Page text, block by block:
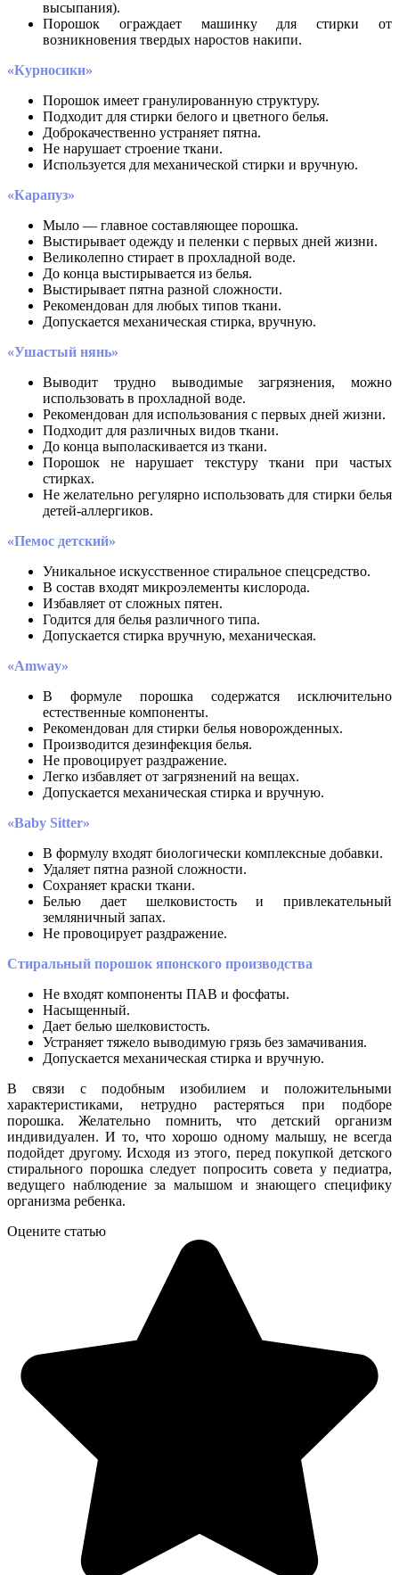
высыпания).
Порошок ограждает машинку для стирки от
возникновения твердых наростов накипи.
«Курносики»
Порошок имеет гранулированную структуру.
Подходит для стирки белого и цветного белья.
Доброкачественно устраняет пятна.
Не нарушает строение ткани.
Используется для механической стирки и вручную.
«Карапуз»
Мыло — главное составляющее порошка.
Выстирывает одежду и пеленки с первых дней жизни.
Великолепно стирает в прохладной воде.
До конца выстирывается из белья.
Выстирывает пятна разной сложности.
Рекомендован для любых типов ткани.
Допускается механическая стирка, вручную.
«Ушастый нянь»
Выводит трудно выводимые загрязнения, можно
использовать в прохладной воде.
Рекомендован для использования с первых дней жизни.
Подходит для различных видов ткани.
До конца выполаскивается из ткани.
Порошок не нарушает текстуру ткани при частых
стирках.
Не желательно регулярно использовать для стирки белья
детей-аллергиков.
«Пемос детский»
Уникальное искусственное стиральное спецсредство.
В состав входят микроэлементы кислорода.
Избавляет от сложных пятен.
Годится для белья различного типа.
Допускается стирка вручную, механическая.
«Amway»
В формуле порошка содержатся исключительно
естественные компоненты.
Рекомендован для стирки белья новорожденных.
Производится дезинфекция белья.
Не провоцирует раздражение.
Легко избавляет от загрязнений на вещах.
Допускается механическая стирка и вручную.
«Baby Sitter»
В формулу входят биологически комплексные добавки.
Удаляет пятна разной сложности.
Сохраняет краски ткани.
Белью дает шелковистость и привлекательный
земляничный запах.
Не провоцирует раздражение.
Стиральный порошок японского производства
Не входят компоненты ПАВ и фосфаты.
Насыщенный.
Дает белью шелковистость.
Устраняет тяжело выводимую грязь без замачивания.
Допускается механическая стирка и вручную.
В связи с подобным изобилием и положительными
характеристиками, нетрудно растеряться при подборе
порошка. Желательно помнить, что детский организм
индивидуален. И то, что хорошо одному малышу, не всегда
подойдет другому. Исходя из этого, перед покупкой детского
стирального порошка следует попросить совета у педиатра,
ведущего наблюдение за малышом и знающего специфику
организма ребенка.
Оцените статью